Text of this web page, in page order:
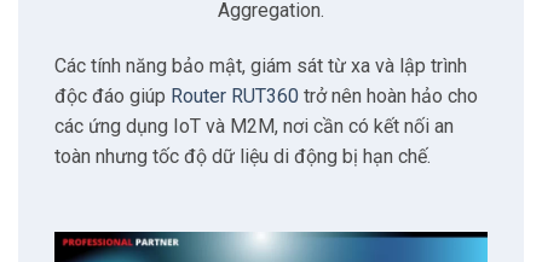
2.5 Kết nối Wifi
Giao diện kết nối
Aggregation.
Các tính năng bảo mật, giám sát từ xa và lập trình
độc đáo giúp Router RUT360 trở nên hoàn hảo cho
các ứng dụng IoT và M2M, nơi cần có kết nối an
toàn nhưng tốc độ dữ liệu di động bị hạn chế.